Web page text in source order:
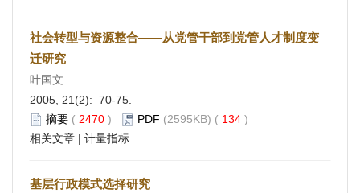
社会转型与资源整合——从党管干部到党管人才制度变
迁研究
叶国文
2005, 21(2): 70-75.
摘要 ( 2470 ) PDF (2595KB) ( 134 )
相关文章 | 计量指标
基层行政模式选择研究